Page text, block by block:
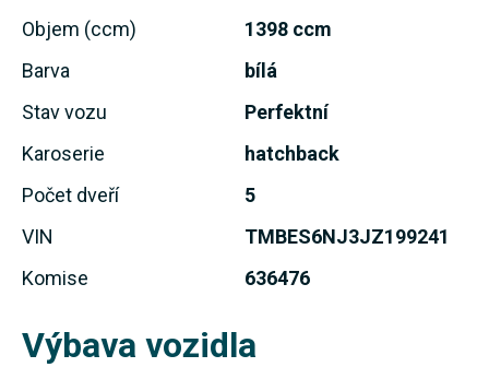
Objem (ccm)
1398 ccm
Barva
bílá
Stav vozu
Perfektní
Karoserie
hatchback
Počet dveří
5
VIN
TMBES6NJ3JZ199241
Komise
636476
Výbava vozidla